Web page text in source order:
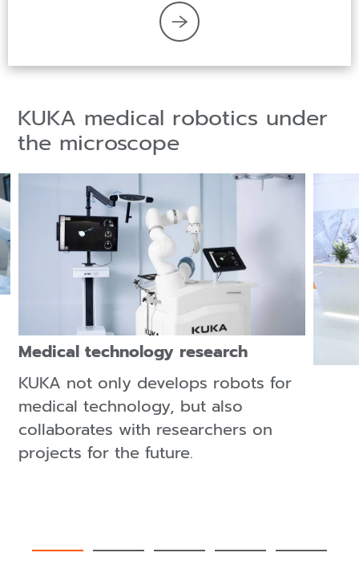
KUKA medical robotics under
the microscope
Medical technology research
KUKA not only develops robots for
medical technology, but also
collaborates with researchers on
projects for the future.